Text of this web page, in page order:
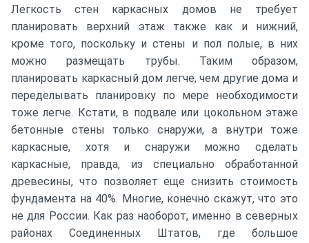
Легкость стен каркасных домов не требует
планировать верхний этаж также как и нижний,
кроме того, поскольку и стены и пол полые, в них
можно размещать трубы. Таким образом,
планировать каркасный дом легче, чем другие дома и
переделывать планировку по мере необходимости
тоже легче. Кстати, в подвале или цокольном этаже
бетонные стены только снаружи, а внутри тоже
каркасные, хотя и снаружи можно сделать
каркасные, правда, из специально обработанной
древесины, что позволяет еще снизить стоимость
фундамента на 40%. Многие, конечно скажут, что это
не для России. Как раз наоборот, именно в северных
районах Соединенных Штатов, где большое